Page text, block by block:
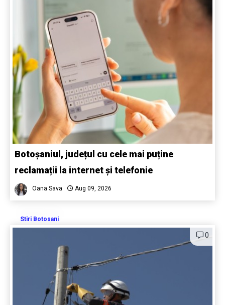
Botoșaniul, județul cu cele mai puține
reclamații la internet și telefonie
Oana Sava Aug 09, 2026
Stiri Botosani
0